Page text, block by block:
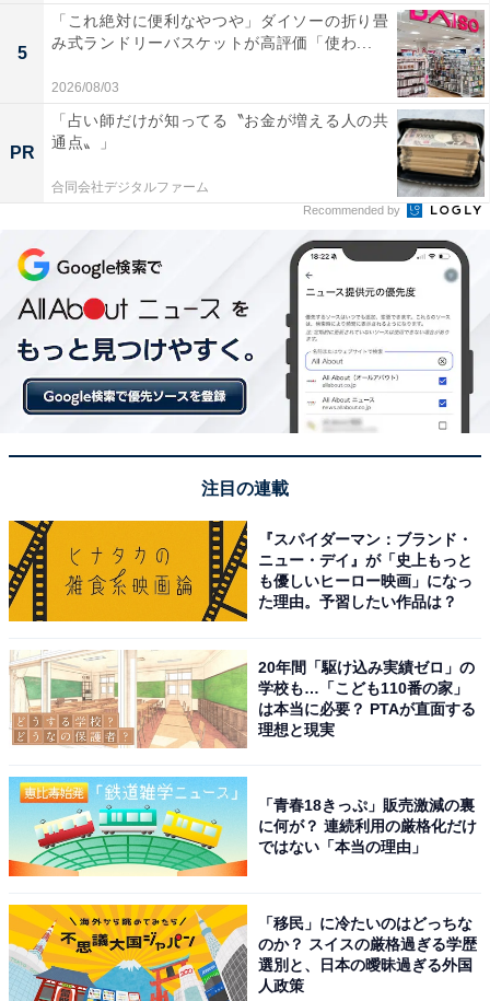
を楽しめるのが魅力です。
「下呂温泉 湯之島館」の口コミは？
「下呂温泉 湯之島館」には、以下のような口コミが寄せ
絶景とろとろの湯でリフレッシュ
風情ある宿と丁寧な接客が魅力
5
「これ絶対に便利なやつや」ダイソーの折り畳
み式ランドリーバスケットが高評価「使わ...
2026/08/03
PR
「占い師だけが知ってる〝お金が増える人の共
通点〟」
合同会社デジタルファーム
Recommended by
注目の連載
『スパイダーマン：ブランド・
ニュー・デイ』が「史上もっと
も優しいヒーロー映画」になっ
た理由。予習したい作品は？
20年間「駆け込み実績ゼロ」の
学校も…「こども110番の家」
は本当に必要？ PTAが直面する
理想と現実
「青春18きっぷ」販売激減の裏
に何が？ 連続利用の厳格化だけ
ではない「本当の理由」
「移民」に冷たいのはどっちな
のか？ スイスの厳格過ぎる学歴
選別と、日本の曖昧過ぎる外国
人政策